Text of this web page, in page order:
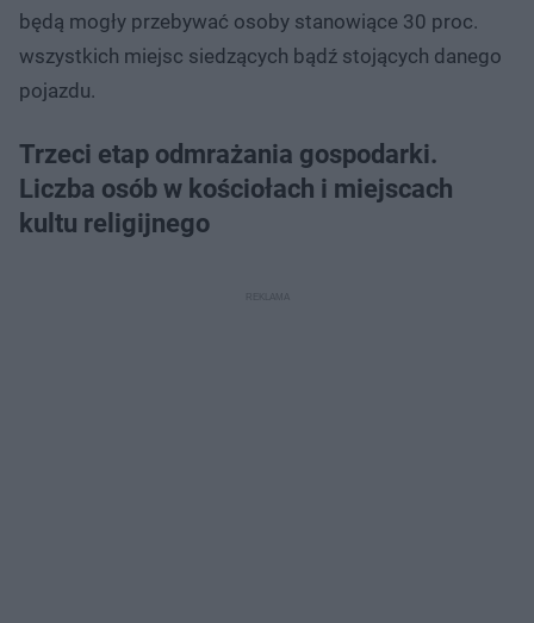
będą mogły przebywać osoby stanowiące 30 proc.
wszystkich miejsc siedzących bądź stojących danego
pojazdu.
Trzeci etap odmrażania gospodarki.
Liczba osób w kościołach i miejscach
kultu religijnego